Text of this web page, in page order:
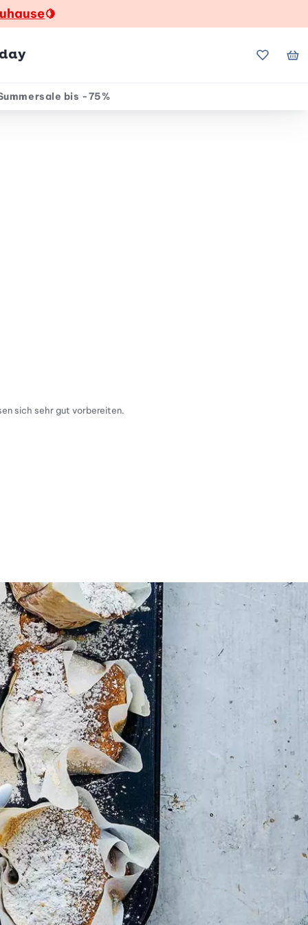
🍋
Meine
bis -75%
sich sehr gut vorbereiten.